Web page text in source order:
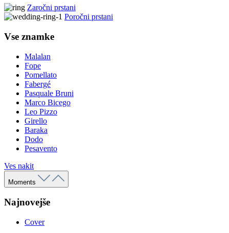
Zaročni prstani
Poročni prstani
Vse znamke
Malalan
Fope
Pomellato
Fabergé
Pasquale Bruni
Marco Bicego
Leo Pizzo
Girello
Baraka
Dodo
Pesavento
Ves nakit
Moments
Najnovejše
Cover